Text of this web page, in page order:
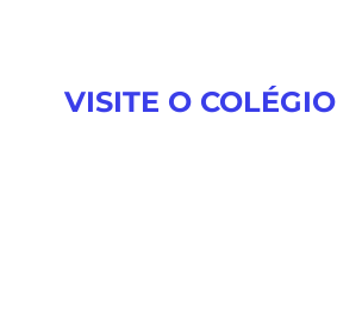
VISITE O COLÉGIO